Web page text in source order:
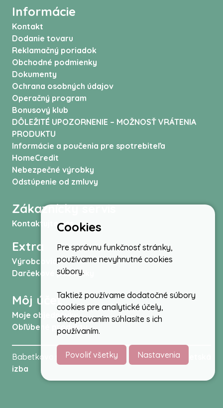
Informácie
Kontakt
Dodanie tovaru
Reklamačný poriadok
Obchodné podmienky
Dokumenty
Ochrana osobných údajov
Operačný program
Bonusový klub
DÔLEŽITÉ UPOZORNENIE – MOŽNOSŤ VRÁTENIA
PRODUKTU
Informácie a poučenia pre spotrebiteľa
HomeCredit
Nebezpečné výrobky
Odstúpenie od zmluvy
Zákaznícky servis
Kontaktujte nás
Extra
Výrobcovia
Darčekové poukážky
Môj účet
Moje objednávky
Obľúbené produkty
Babetkovo.sk © 2026 -Kočíky autosedačky,
izba
Cookies
Pre správnu funkčnosť stránky,
používame nevyhnutné cookies
súbory.
Taktiež používame dodatočné súbory
cookies pre analytické účely,
akceptovaním súhlasíte s ich
používaním.
Povoliť všetky Nastavenia